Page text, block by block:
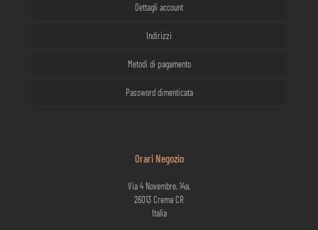
Dettagli account
Indirizzi
Metodi di pagamento
Password dimenticata
Orari Negozio
Via 4 Novembre, 14a,
26013 Crema CR
Italia